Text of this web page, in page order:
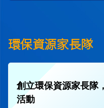
環保資源家長隊
創立環保資源家長隊
活動